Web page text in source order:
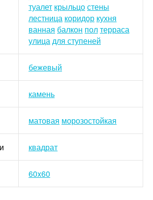
туалет крыльцостены
лестница коридор кухня
ванная балкон полтерраса
улицадля ступеней
бежевый
камень
матовая морозостойкая
квадрат
60x60